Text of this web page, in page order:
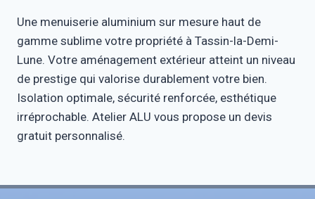
Une menuiserie aluminium sur mesure haut de
gamme sublime votre propriété à Tassin-la-Demi-
Lune. Votre aménagement extérieur atteint un niveau
de prestige qui valorise durablement votre bien.
Isolation optimale, sécurité renforcée, esthétique
irréprochable. Atelier ALU vous propose un devis
gratuit personnalisé.